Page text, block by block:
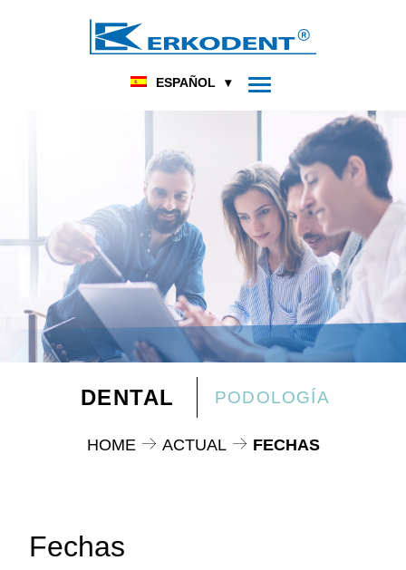
ESPAÑOL
DENTAL PODOLOGÍA
HOME ACTUAL FECHAS
Fechas